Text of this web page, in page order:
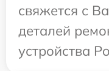
свяжется с
деталей
устройства